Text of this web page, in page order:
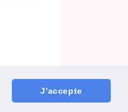
J'accepte